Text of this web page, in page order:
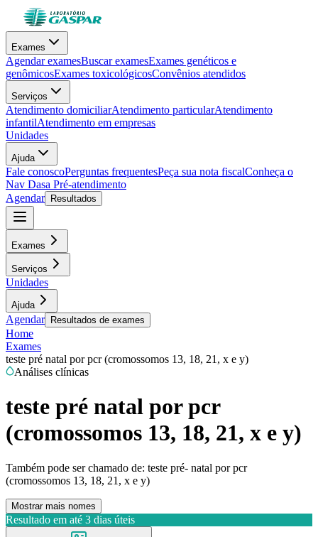
Exames
Agendar examesBuscar examesExames genéticos e
genômicosExames toxicológicosConvênios atendidos
Serviços
Atendimento domiciliarAtendimento particularAtendimento
infantilAtendimento em empresas
Unidades
Ajuda
Fale conoscoPerguntas frequentesPeça sua nota fiscalConheça o
Nav Dasa Pré-atendimento
Agendar
Resultados
Exames
Serviços
Unidades
Ajuda
Agendar Resultados de exames
Home
Exames
teste pré natal por pcr (cromossomos 13, 18, 21, x e y)
Análises clínicas
teste pré natal por pcr
(cromossomos 13, 18, 21, x e y)
Também pode ser chamado de: teste pré- natal por pcr
(cromossomos 13, 18, 21, x e y)
Mostrar mais nomes
Resultado em até 3 dias úteis